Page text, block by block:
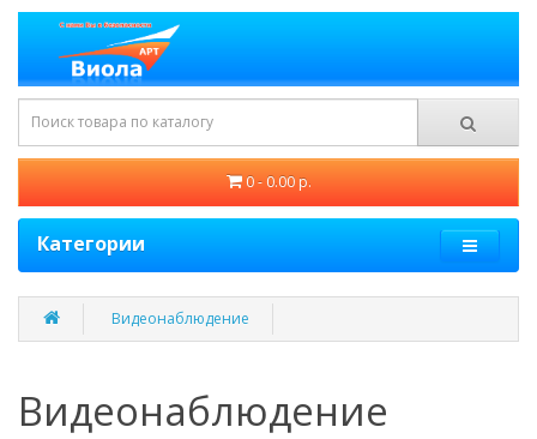
0 - 0.00 р.
Категории
Видеонаблюдение
Видеонаблюдение